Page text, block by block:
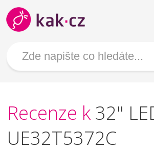
Recenze k 32"
UE32T5372C